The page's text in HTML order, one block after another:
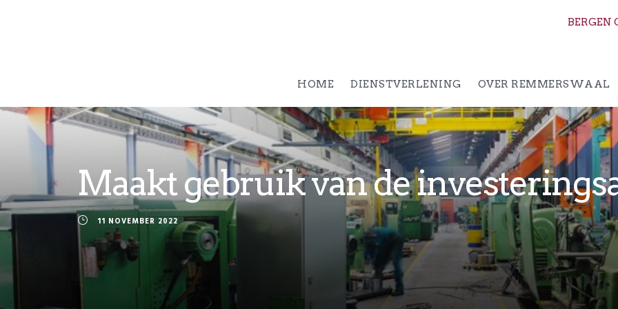
BERGEN
HOME DIENSTVERLENING OVER REMMERSWAAL
Maakt gebruik van de
11 NOVEMBER 2022